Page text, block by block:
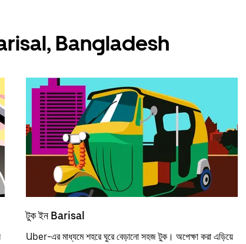
Barisal, Bangladesh
টুক ইন Barisal
Uber-এর মাধ্যমে শহরে ঘুরে বেড়ানো সহজ টুক। অপেক্ষা করা এড়িয়ে